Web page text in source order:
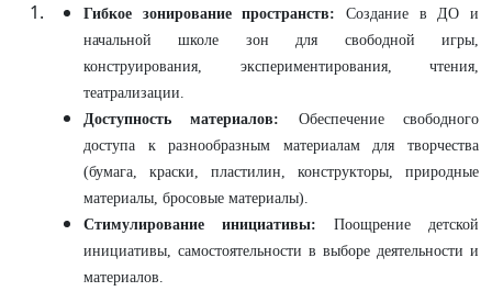
Гибкое зонирование пространств: Создание в ДО и
начальной школе зон для свободной игры,
конструирования, экспериментирования, чтения,
театрализации.
Доступность материалов: Обеспечение свободного
доступа к разнообразным материалам для творчества
(бумага, краски, пластилин, конструкторы, природные
материалы, бросовые материалы).
Стимулирование инициативы: Поощрение детской
инициативы, самостоятельности в выборе деятельности и
материалов.